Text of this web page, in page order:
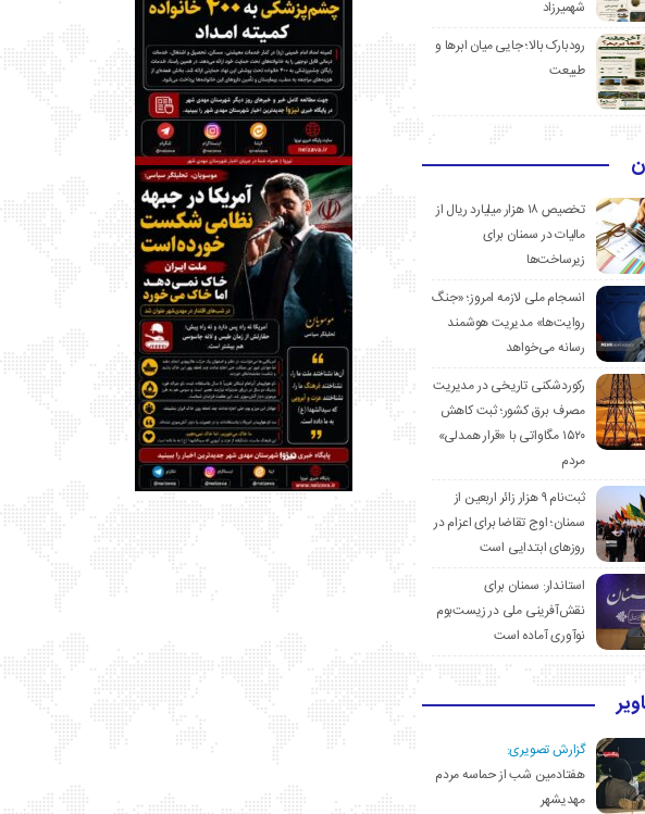
شهمیرزاد
رودبارک بالا؛ جایی میان ابرها و
طبیعت
تخصیص ۱۸ هزار میلیارد ریال از
مالیات در سمنان برای
زیرساخت‌ها
انسجام ملی لازمه امروز؛ «جنگ
روایت‌ها» مدیریت هوشمند
رسانه می‌خواهد
رکوردشکنی تاریخی در مدیریت
مصرف برق کشور؛ ثبت کاهش
۱۵۲۰ مگاواتی با «قرار همدلی»
مردم
ثبت‌نام ۹ هزار زائر اربعین از
سمنان؛ اوج تقاضا برای اعزام در
روزهای ابتدایی است
استاندار: سمنان برای
نقش‌آفرینی ملی در زیست‌بوم
نوآوری آماده است
گزارش تصویری:
هفتادمین شب از حماسه مردم
مهدیشهر